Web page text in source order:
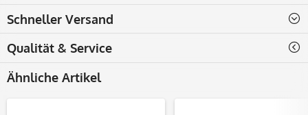
Schneller Versand
Qualität & Service
Ähnliche Artikel